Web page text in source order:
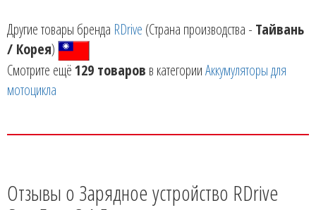
Другие товары бренда RDrive (Страна производства - Тайвань
/ Корея)
Смотрите ещё129 товаров в категорииАккумуляторы для
мотоцикла
Отзывы о Зарядное устройство RDrive